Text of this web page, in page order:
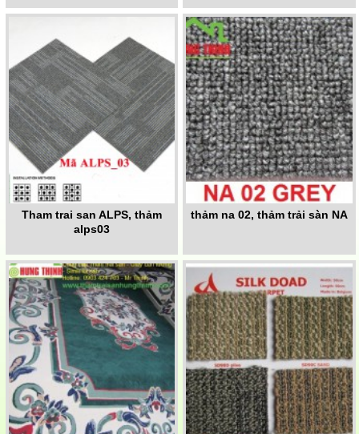
Tham trai san ALPS, thảm
alps03
thảm na 02, thảm trải sàn NA